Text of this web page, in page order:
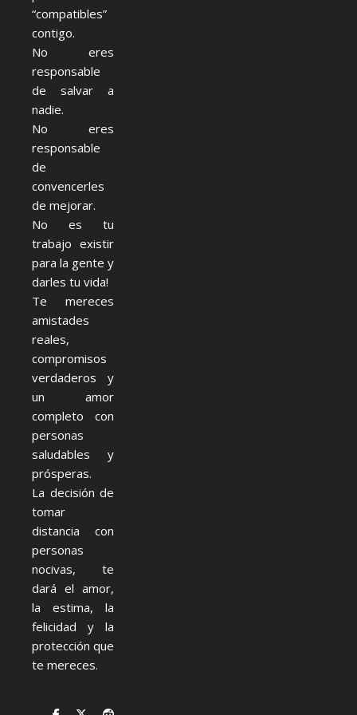
“compatibles”
contigo.
No eres
responsable
de salvar a
nadie.
No eres
responsable
de
convencerles
de mejorar.
No es tu
trabajo existir
para la gente y
darles tu vida!
Te mereces
amistades
reales,
compromisos
verdaderos y
un amor
completo con
personas
saludables y
prósperas.
La decisión de
tomar
distancia con
personas
nocivas, te
dará el amor,
la estima, la
felicidad y la
protección que
te mereces.